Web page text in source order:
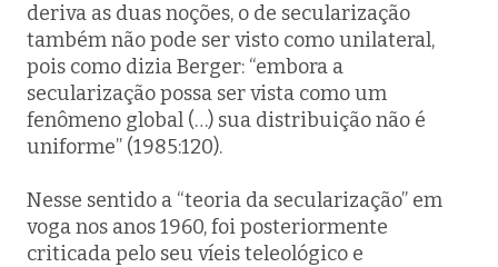
deriva as duas noções, o de secularização
também não pode ser visto como unilateral,
pois como dizia Berger: “embora a
secularização possa ser vista como um
fenômeno global (…) sua distribuição não é
uniforme” (1985:120).
Nesse sentido a “teoria da secularização” em
voga nos anos 1960, foi posteriormente
criticada pelo seu víeis teleológico e